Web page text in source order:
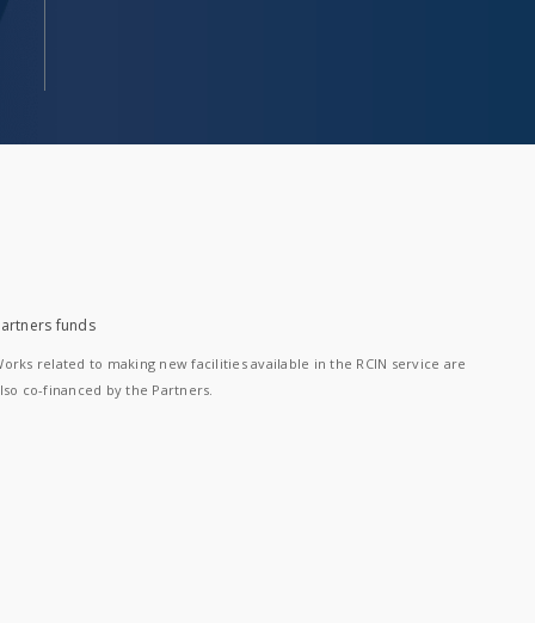
funds
related to making new facilities available in the RCIN service are
co-financed by the Partners.